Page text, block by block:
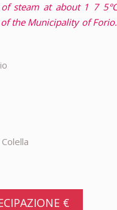
steam at about 1 7
the Municipality of
€